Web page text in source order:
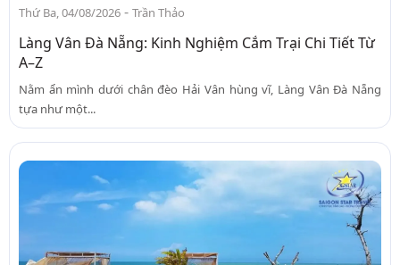
Thứ Ba, 04/08/2026 - Trần Thảo
Làng Vân Đà Nẵng: Kinh Nghiệm Cắm Trại Chi Tiết Từ
A–Z
Nằm ẩn mình dưới chân đèo Hải Vân hùng vĩ, Làng Vân Đà Nẵng
tựa như một...